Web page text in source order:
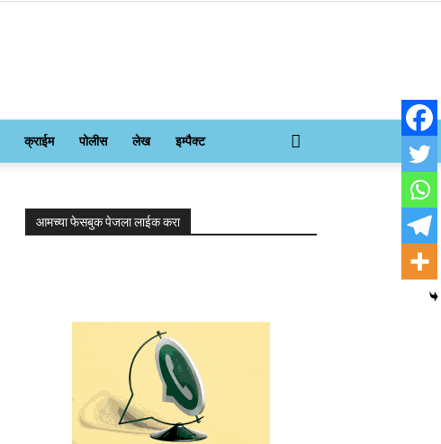
क्राईम पोलीस लेख इम्पैक्ट
आमच्या फेसबुक पेजला लाईक करा